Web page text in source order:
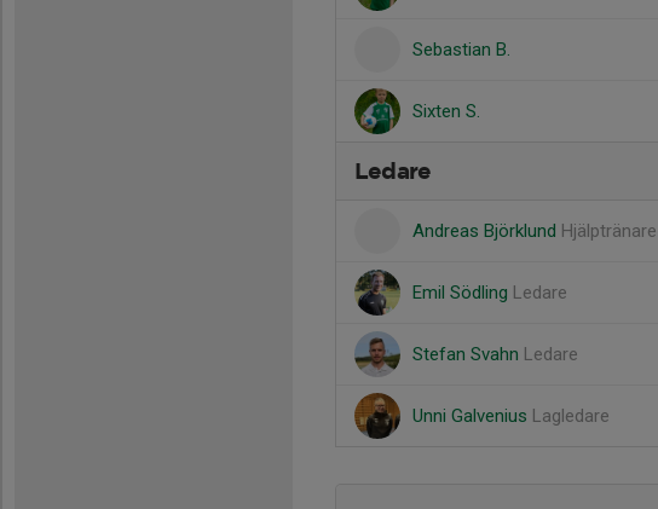
Sebastian B.
Sixten S.
Ledare
Andreas Björklund Hjälptränare
Emil Södling Ledare
Stefan Svahn Ledare
Unni Galvenius Lagledare